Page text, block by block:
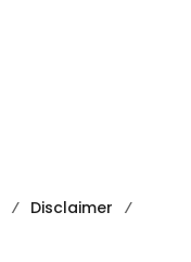
Disclaimer